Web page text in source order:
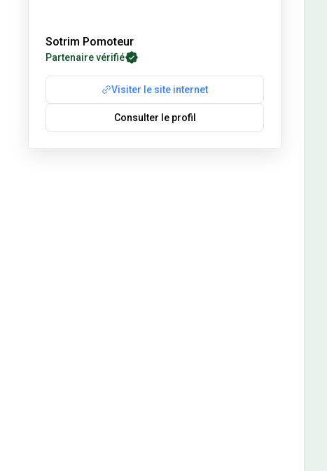
Sotrim Pomoteur
Partenaire vérifié
Visiter le site internet
Consulter le profil